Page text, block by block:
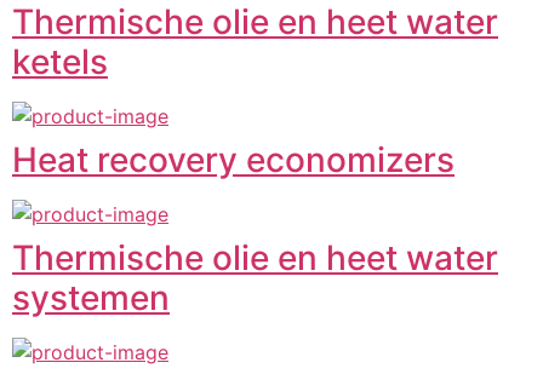
Thermische olie en heet water
ketels
Heat recovery economizers
Thermische olie en heet water
systemen